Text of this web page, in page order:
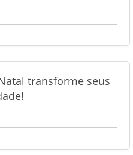
transforme seus